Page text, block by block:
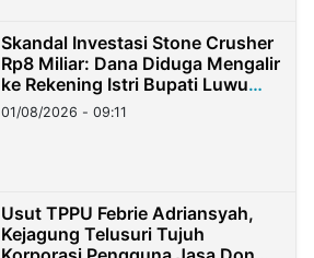
Skandal Investasi Stone Crusher
Rp8 Miliar: Dana Diduga Mengalir
ke Rekening Istri Bupati Luwu
Timur
01/08/2026 - 09:11
Usut TPPU Febrie Adriansyah,
Kejagung Telusuri Tujuh